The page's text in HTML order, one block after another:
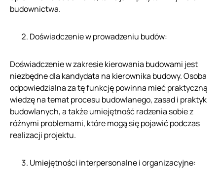
budownictwa.
Doświadczenie w prowadzeniu budów:
Doświadczenie w zakresie kierowania budowami jest
niezbędne dla kandydata na kierownika budowy. Osoba
odpowiedzialna za tę funkcję powinna mieć praktyczną
wiedzę na temat procesu budowlanego, zasad i praktyk
budowlanych, a także umiejętność radzenia sobie z
różnymi problemami, które mogą się pojawić podczas
realizacji projektu.
Umiejętności interpersonalne i organizacyjne: